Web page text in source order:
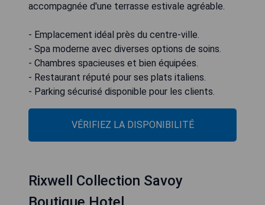
accompagnée d'une terrasse estivale agréable.
- Emplacement idéal près du centre-ville.
- Spa moderne avec diverses options de soins.
- Chambres spacieuses et bien équipées.
- Restaurant réputé pour ses plats italiens.
- Parking sécurisé disponible pour les clients.
VÉRIFIEZ LA DISPONIBILITÉ
Rixwell Collection Savoy